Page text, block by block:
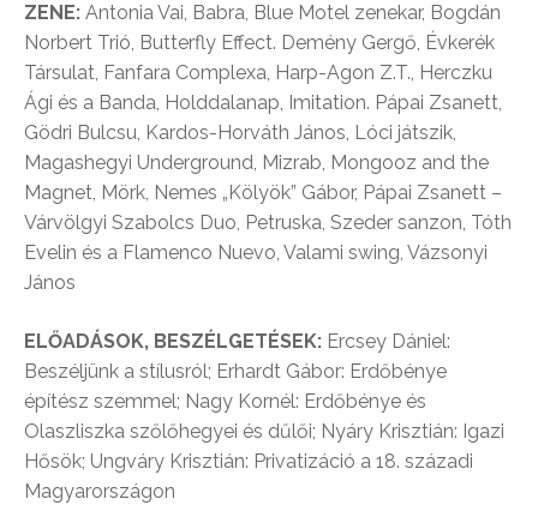
ZENE: Antonia Vai, Babra, Blue Motel zenekar, Bogdán
Norbert Trió, Butterfly Effect. Demény Gergő, Évkerék
Társulat, Fanfara Complexa, Harp-Agon Z.T., Herczku
Ági és a Banda, Holddalanap, Imitation. Pápai Zsanett,
Gödri Bulcsu, Kardos-Horváth János, Lóci játszik,
Magashegyi Underground, Mizrab, Mongooz and the
Magnet, Mörk, Nemes „Kölyök” Gábor, Pápai Zsanett –
Várvölgyi Szabolcs Duo, Petruska, Szeder sanzon, Tóth
Evelin és a Flamenco Nuevo, Valami swing, Vázsonyi
János
ELŐADÁSOK, BESZÉLGETÉSEK: Ercsey Dániel:
Beszéljünk a stílusról; Erhardt Gábor: Erdőbénye
építész szemmel; Nagy Kornél: Erdőbénye és
Olaszliszka szőlőhegyei és dűlői; Nyáry Krisztián: Igazi
Hősök; Ungváry Krisztián: Privatizáció a 18. századi
Magyarországon